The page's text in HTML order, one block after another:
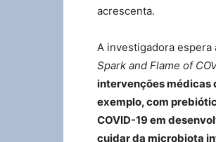
acrescenta.
A investigadora
Spark and Flame of
intervenções médicas
exemplo, com
COVID-19 em
cuidar da microbiota